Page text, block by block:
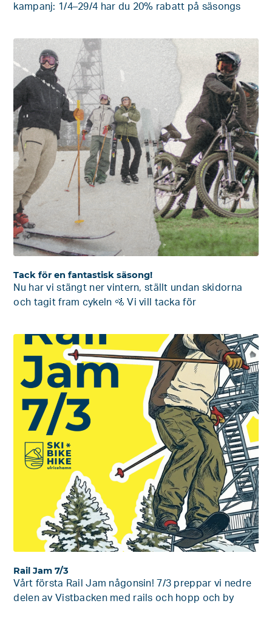
kampanj: 1/4–29/4 har du 20% rabatt på säsongs
Tack för en fantastisk säsong!
Nu har vi stängt ner vintern, ställt undan skidorna
och tagit fram cykeln 🚵 Vi vill tacka för
Rail Jam 7/3
Vårt första Rail Jam någonsin! 7/3 preppar vi nedre
delen av Vistbacken med rails och hopp och by